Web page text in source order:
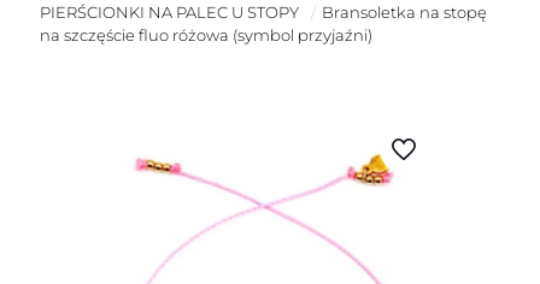
PIERŚCIONKI NA PALEC U STOPY
/ Bransoletka na stopę
na szczęście fluo różowa (symbol przyjaźni)